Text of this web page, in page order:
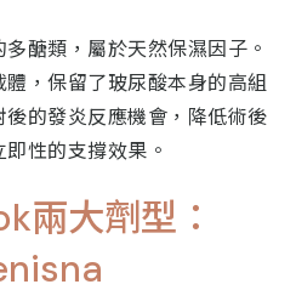
醣類，屬於天然保濕因子。
，保留了玻尿酸本身的高組
的發炎反應機會，降低術後
性的支撐效果。
兩大劑型：